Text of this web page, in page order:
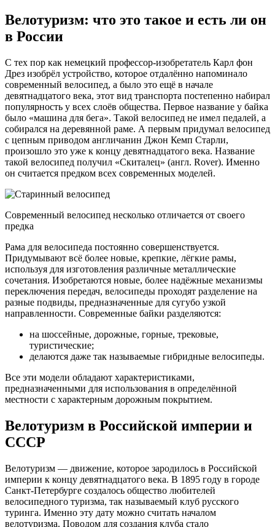
Велотуризм: что это такое и есть ли он
в России
С тех пор как немецкий профессор-изобретатель Карл фон
Дрез изобрёл устройство, которое отдалённо напоминало
современный велосипед, а было это ещё в начале
девятнадцатого века, этот вид транспорта постепенно набирал
популярность у всех слоёв общества. Первое название у байка
было «машина для бега». Такой велосипед не имел педалей, а
собирался на деревянной раме. А первым придумал велосипед
с цепным приводом англичанин Джон Кемп Старли,
произошло это уже к концу девятнадцатого века. Название
такой велосипед получил «Скиталец» (англ. Rover). Именно
он считается предком всех современных моделей.
Современный велосипед несколько отличается от своего
предка
Рама для велосипеда постоянно совершенствуется.
Придумывают всё более новые, крепкие, лёгкие рамы,
используя для изготовления различные металлические
сочетания. Изобретаются новые, более надёжные механизмы
переключения передач, велосипеды проходят разделение на
разные подвиды, предназначенные для сугубо узкой
направленности. Современные байки разделяются:
на шоссейные, дорожные, горные, трековые,
туристические;
делаются даже так называемые гибридные велосипеды.
Все эти модели обладают характеристиками,
предназначенными для использования в определённой
местности с характерным дорожным покрытием.
Велотуризм в Российской империи и
СССР
Велотуризм — движение, которое зародилось в Российской
империи к концу девятнадцатого века. В 1895 году в городе
Санкт-Петербурге создалось общество любителей
велосипедного туризма, так называемый клуб русского
туринга. Именно эту дату можно считать началом
велотуризма. Поводом для создания клуба стало